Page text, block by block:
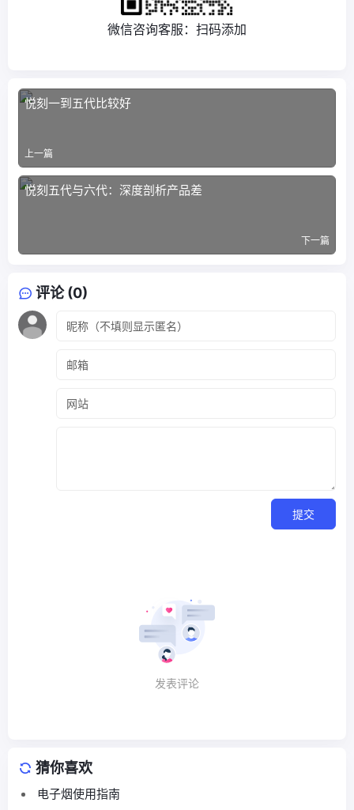
微信咨询客服：扫码添加
悦刻一到五代比较好
上一篇
悦刻五代与六代：深度剖析产品差
下一篇
评论 (0)
提交
发表评论
猜你喜欢
电子烟使用指南